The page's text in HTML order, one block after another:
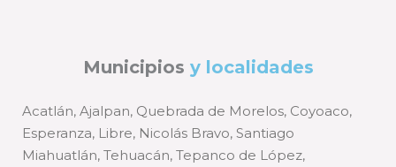
Municipios y localidades
Acatlán, Ajalpan, Quebrada de Morelos, Coyoaco,
Esperanza, Libre, Nicolás Bravo, Santiago
Miahuatlán, Tehuacán, Tepanco de López,